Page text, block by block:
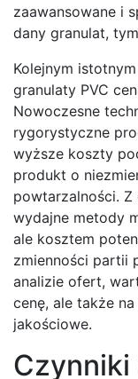
zaawansowane i
dany granulat,
Kolejnym
granulaty PVC
Nowoczesne
rygorystyczne
wyższe koszty
produkt o
powtarzalności. Z
wydajne metody
ale kosztem
zmienności partii
analizie ofert,
cenę, ale także
jakościowe.
Czynniki